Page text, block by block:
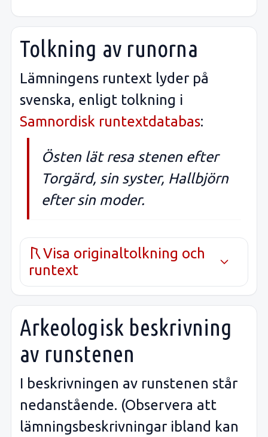
Tolkning av runorna
Lämningens runtext lyder på
svenska, enligt tolkning i
Samnordisk runtextdatabas:
Östen lät resa stenen efter
Torgärd, sin syster, Hallbjörn
efter sin moder.
Visa originaltolkning och
runtext
Arkeologisk beskrivning
av runstenen
I beskrivningen av runstenen står
nedanstående. (Observera att
lämningsbeskrivningar ibland kan